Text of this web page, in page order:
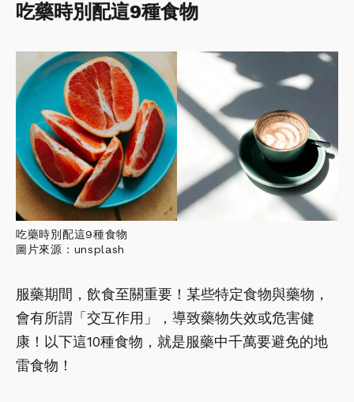
吃藥時別配這9種食物
吃藥時別配這9種食物
圖片來源：unsplash
服藥期間，飲食至關重要！某些特定食物與藥物，
會有所謂「交互作用」，導致藥物失效或危害健
康！以下這10種食物，就是服藥中千萬要避免的地
雷食物！